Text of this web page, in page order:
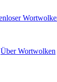
Über Wortwolken